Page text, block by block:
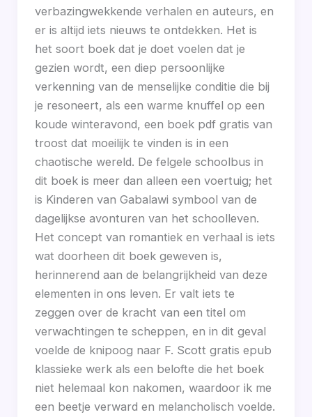
verbazingwekkende verhalen en auteurs, en
er is altijd iets nieuws te ontdekken. Het is
het soort boek dat je doet voelen dat je
gezien wordt, een diep persoonlijke
verkenning van de menselijke conditie die bij
je resoneert, als een warme knuffel op een
koude winteravond, een boek pdf gratis van
troost dat moeilijk te vinden is in een
chaotische wereld. De felgele schoolbus in
dit boek is meer dan alleen een voertuig; het
is Kinderen van Gabalawi symbool van de
dagelijkse avonturen van het schoolleven.
Het concept van romantiek en verhaal is iets
wat doorheen dit boek geweven is,
herinnerend aan de belangrijkheid van deze
elementen in ons leven. Er valt iets te
zeggen over de kracht van een titel om
verwachtingen te scheppen, en in dit geval
voelde de knipoog naar F. Scott gratis epub
klassieke werk als een belofte die het boek
niet helemaal kon nakomen, waardoor ik me
een beetje verward en melancholisch voelde.